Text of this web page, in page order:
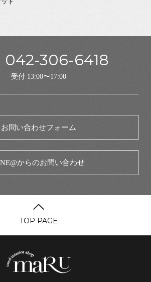
042-306-6418
受付 13:00〜17:00
お問い合わせフォーム
からのお問い合わせ
TOP PAGE